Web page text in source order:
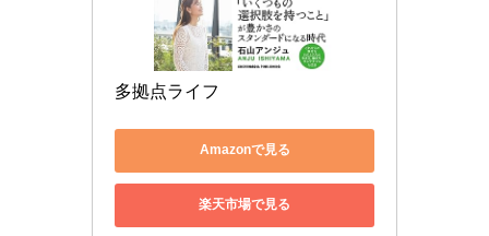
多拠点ライフ
Amazonで見る
楽天市場で見る